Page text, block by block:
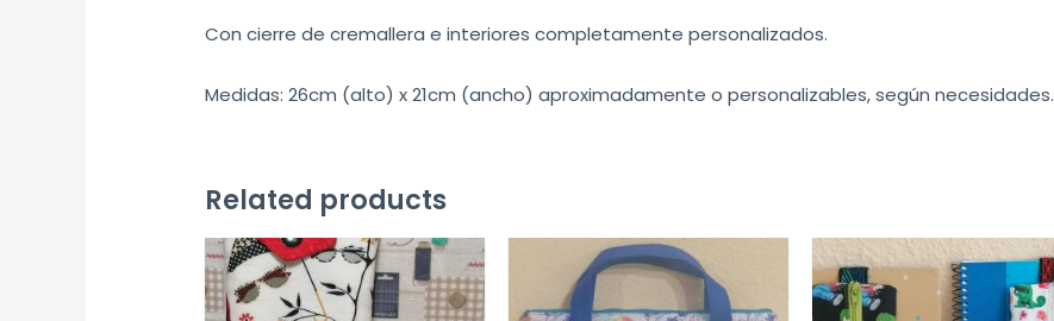
Con cierre de cremallera e interiores completamente personalizados.
Medidas: 26cm (alto) x 21cm (ancho) aproximadamente o personalizables, según necesidades.
Related products